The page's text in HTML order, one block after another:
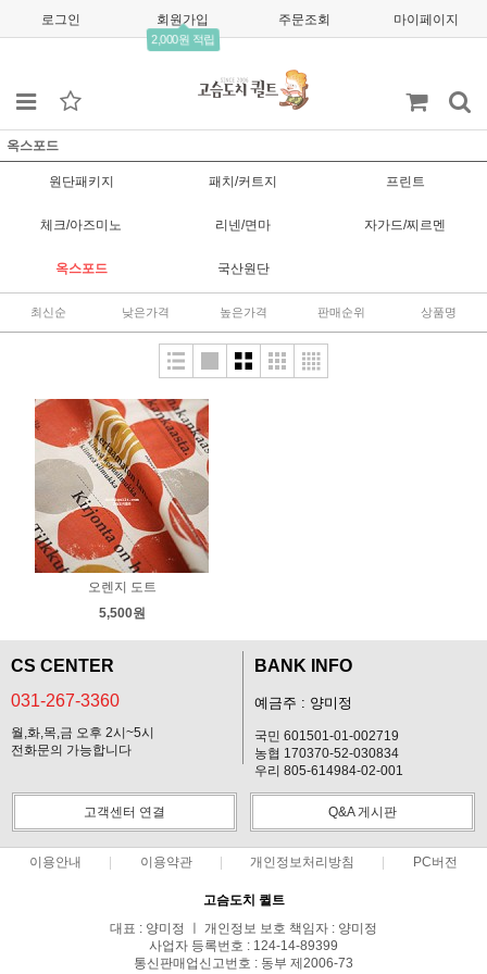
로그인 회원가입
2,000원 적립
주문조회 마이페이지
옥스포드
원단패키지 패치/커트지 프린트
체크/아즈미노 리넨/면마 자가드/찌르멘
옥스포드 국산원단
최신순 낮은가격 높은가격 판매순위 상품명
오렌지 도트
5,500원
CS CENTER
031-267-3360
월,화,목,금 오후 2시~5시
전화문의 가능합니다
BANK INFO
예금주 : 양미정
국민 601501-01-002719
농협 170370-52-030834
우리 805-614984-02-001
고객센터 연결 Q&A 게시판
이용안내 이용약관 개인정보처리방침 PC버전
고슴도치 퀼트
대표 : 양미정 ㅣ 개인정보 보호 책임자 : 양미정
사업자 등록번호 : 124-14-89399
통신판매업신고번호 : 동부 제2006-73